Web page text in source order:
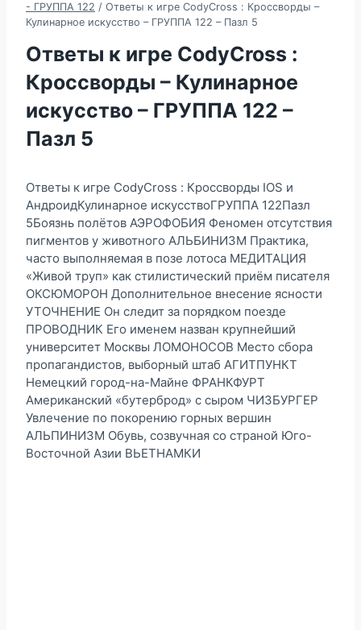
- ГРУППА 122 / Ответы к игре CodyCross : Кроссворды –
Кулинарное искусство – ГРУППА 122 – Пазл 5
Ответы к игре CodyCross :
Кроссворды – Кулинарное
искусство – ГРУППА 122 –
Пазл 5
Ответы к игре CodyCross : Кроссворды IOS и
АндроидКулинарное искусствоГРУППА 122Пазл
5Боязнь полётов АЭРОФОБИЯ Феномен отсутствия
пигментов у животного АЛЬБИНИЗМ Практика,
часто выполняемая в позе лотоса МЕДИТАЦИЯ
«Живой труп» как стилистический приём писателя
ОКСЮМОРОН Дополнительное внесение ясности
УТОЧНЕНИЕ Он следит за порядком поезде
ПРОВОДНИК Его именем назван крупнейший
университет Москвы ЛОМОНОСОВ Место сбора
пропагандистов, выборный штаб АГИТПУНКТ
Немецкий город-на-Майне ФРАНКФУРТ
Американский «бутерброд» с сыром ЧИЗБУРГЕР
Увлечение по покорению горных вершин
АЛЬПИНИЗМ Обувь, созвучная со страной Юго-
Восточной Азии ВЬЕТНАМКИ